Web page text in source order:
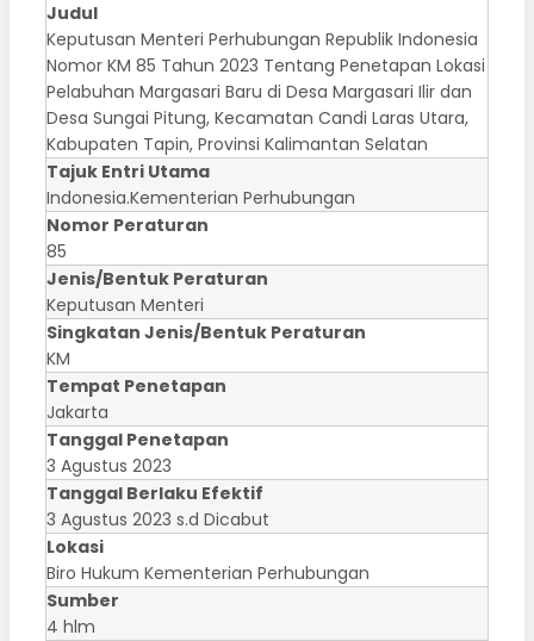
Judul
Keputusan Menteri Perhubungan Republik Indonesia
Nomor KM 85 Tahun 2023 Tentang Penetapan Lokasi
Pelabuhan Margasari Baru di Desa Margasari Ilir dan
Desa Sungai Pitung, Kecamatan Candi Laras Utara,
Kabupaten Tapin, Provinsi Kalimantan Selatan
Tajuk Entri Utama
Indonesia.Kementerian Perhubungan
Nomor Peraturan
85
Jenis/Bentuk Peraturan
Keputusan Menteri
Singkatan Jenis/Bentuk Peraturan
KM
Tempat Penetapan
Jakarta
Tanggal Penetapan
3 Agustus 2023
Tanggal Berlaku Efektif
3 Agustus 2023 s.d Dicabut
Lokasi
Biro Hukum Kementerian Perhubungan
Sumber
4 hlm